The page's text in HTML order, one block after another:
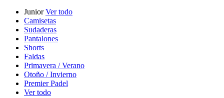
JuniorVer todo
Camisetas
Sudaderas
Pantalones
Shorts
Faldas
Primavera / Verano
Otoño / Invierno
Premier Padel
Ver todo